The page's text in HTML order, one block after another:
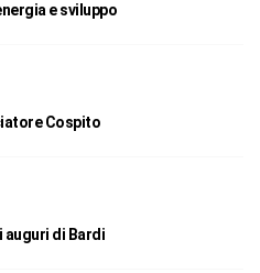
e sviluppo
Cospito
di Bardi